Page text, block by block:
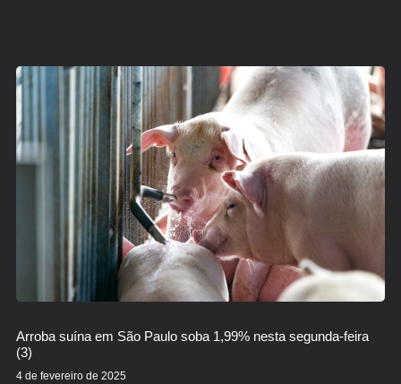
Arroba suína em São Paulo soba 1,99% nesta segunda-feira
(3)
4 de fevereiro de 2025